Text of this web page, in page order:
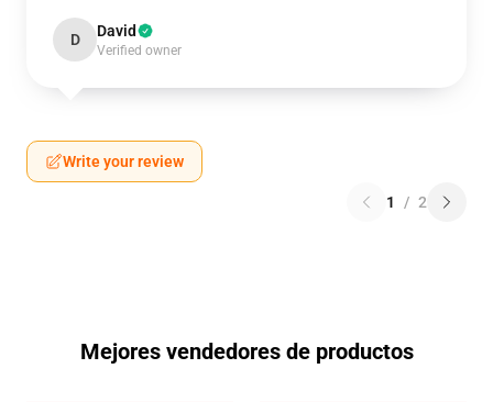
D David
Verified owner
Write your review
1 / 2
Mejores vendedores de productos